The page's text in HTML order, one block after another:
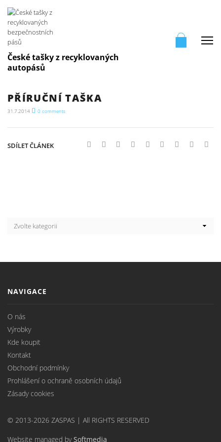
České tašky z recyklovaných
autopásů
PŘÍRUČNÍ TAŠKA
31.7.2014 0 comments
SDÍLET ČLÁNEK
NAVIGACE
O nás
Výrobky
Kde koupit
Kontakt
Obchodní podmínky
Prohlášení o ochraně osobních údajů
Zásady cookies
© 2013-2026 ZASPAS | All RIGHTS RESERVED
Website managed bySoftmedia